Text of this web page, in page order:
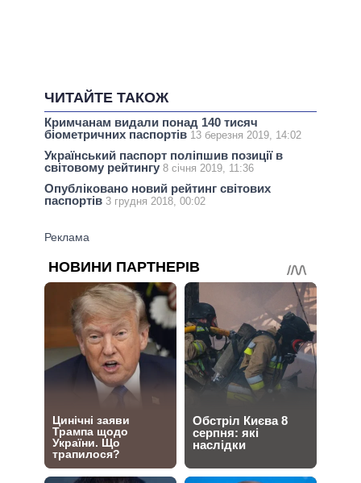
ЧИТАЙТЕ ТАКОЖ
Кримчанам видали понад 140 тисяч
біометричних паспортів 13 березня 2019, 14:02
Український паспорт поліпшив позиції в
світовому рейтингу 8 січня 2019, 11:36
Опубліковано новий рейтинг світових
паспортів 3 грудня 2018, 00:02